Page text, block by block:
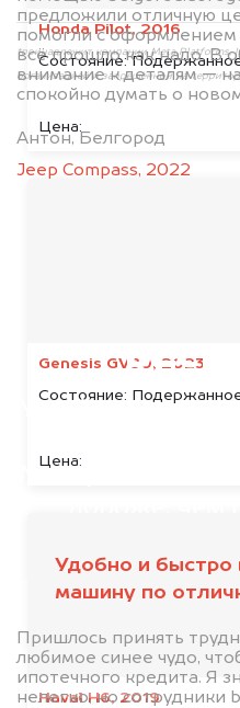
Honda Pilot, 2016
Состояние:
Цена:
Genesis GV80, 2023
Состояние:
Цена:
Haval H6, 2019
предложили отличную
помогли с оформлением
всё прошло как надо. В
внимание к деталям —
спокойно думать о
Антон, Белгород
Jeep Compass, 2022
Удобно и
машину по
Пришлось принять
любимое синее чудо,
ипотечного кредита. Я
нелегко, но сотрудники
*принадлежит компании Meta Platforms,
организацией и запрещённой на
Узнайте
Мы купим ваше